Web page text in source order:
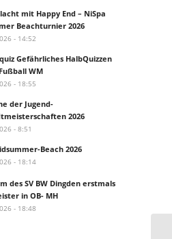
mit Happy End – NiSpa
Beachturnier 2026
- 14:52
Gefährliches HalbQuizzen
WM
- 18:55
der Jugend-
2026
- 8:51
Beach 2026
- 18:14
des SV BW Dingden erstmals
in OB- MH
- 18:48